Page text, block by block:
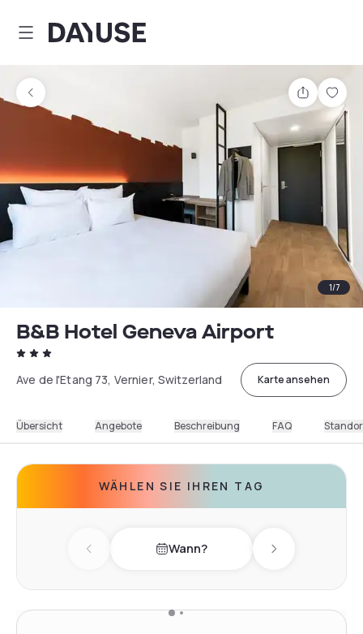
Dayuse
Teilen
1/7
B&B Hotel Geneva Airport
Ave de l'Etang 73, Vernier, Switzerland Karte ansehen
Übersicht Angebote Beschreibung FAQ
WÄHLEN SIE IHREN TAG
Previous day Wann? Next day